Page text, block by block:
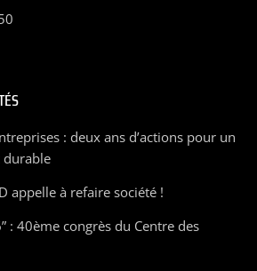
: deux ans d’actions pour un
appelle à refaire société !
: 40ème congrès du Centre des